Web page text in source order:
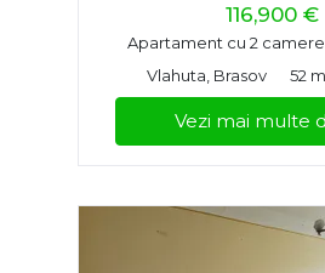
116,900 €
Apartament cu 2
Vlahuta, Brasov
52
Vezi mai multe